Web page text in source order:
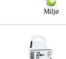
Miljø